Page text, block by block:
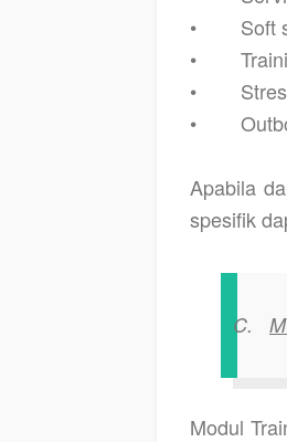
•
Soft
•
•
•
Apabila
spesifik
C.
Modul